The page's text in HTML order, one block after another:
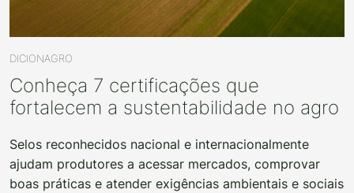
DICIONAGRO
Conheça 7 certificações que
fortalecem a sustentabilidade no agro
Selos reconhecidos nacional e internacionalmente
ajudam produtores a acessar mercados, comprovar
boas práticas e atender exigências ambientais e sociais